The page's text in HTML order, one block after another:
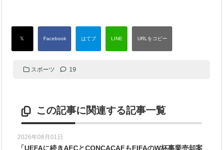
スポーツ 19
この記事に関連する記事一覧
2026年08月01日
「UEFAに続きAFCとCONCACAFもFIFAのW杯事業売却案